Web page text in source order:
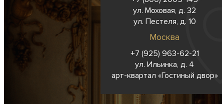
ул. Моховая, д. 32
ул. Пестеля, д. 10
Москва
+7 (925) 963-62-21
ул. Ильинка, д. 4
арт-квартал «Гостиный двор»